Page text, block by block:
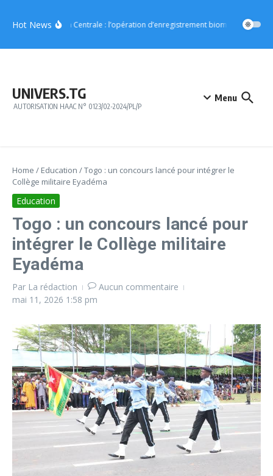
Hot NewsRégion Centrale : l’opération d’enregistrement biométrique
UNIVERS.TG
AUTORISATION HAAC N° 0123/02-2024/PL/P
Menu
Home / Education /Togo : un concours lancé pour intégrer le
Collège militaire Eyadéma
Education
Togo : un concours lancé pour
intégrer le Collège militaire
Eyadéma
Par La rédaction
Aucun commentaire
mai 11, 2026 1:58 pm